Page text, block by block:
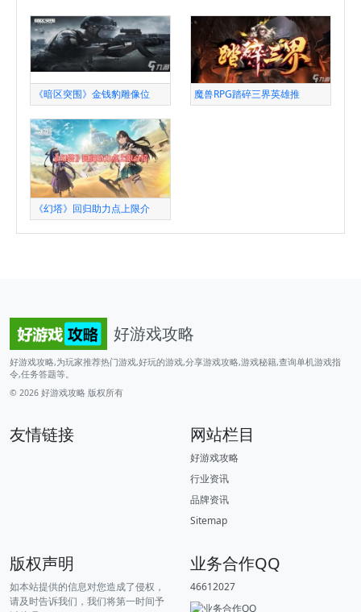
《暗区突围》金钱豹雕像位 魔兽RPG踏碎三界英雄推
《幻塔》回归助力点上限介
好游戏攻略
好游戏攻略,为玩家推荐热门游戏,好玩的游戏,分享游戏攻略,游戏秘籍,查询单机游戏指
令,任务答题等。
© 2026 好游戏攻略 版权所有
友情链接 网站栏目
好游戏攻略
行业资讯
品牌资讯
Sitemap
版权声明
如本站提供的信息对您造成了侵权，
请及时告诉我们，我们将第一时间予
业务合作QQ
46612027